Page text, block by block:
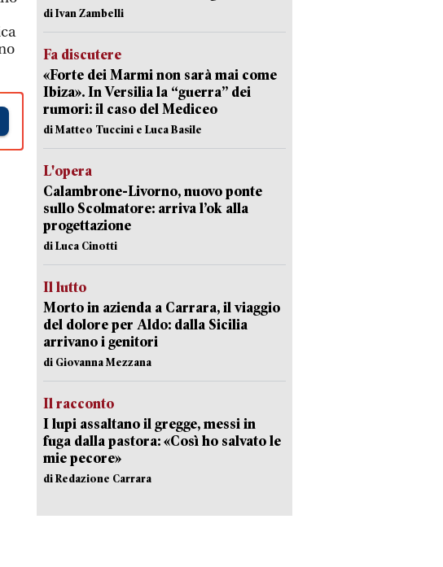
di Ivan Zambelli
Fa discutere
«Forte dei Marmi non sarà mai come
Ibiza». In Versilia la “guerra” dei
rumori: il caso del Mediceo
di Matteo Tuccini e Luca Basile
L'opera
Calambrone-Livorno, nuovo ponte
sullo Scolmatore: arriva l’ok alla
progettazione
di Luca Cinotti
Il lutto
Morto in azienda a Carrara, il viaggio
del dolore per Aldo: dalla Sicilia
arrivano i genitori
di Giovanna Mezzana
Il racconto
I lupi assaltano il gregge, messi in
fuga dalla pastora: «Così ho salvato le
mie pecore»
di Redazione Carrara